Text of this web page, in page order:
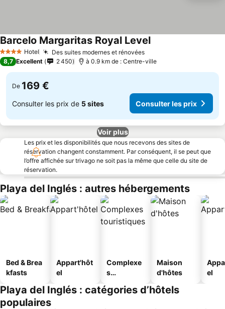
4 Étoiles Hotel Des suites modernes et rénovéesConsulter les prix
Barcelo Margaritas Royal LevelConsulter les prix
8,7 Excellent 2 450 à 0.9 km de : Centre-ville
De 169 €
Consulter les prix de 5 sites Consulter les prix
Voir plus
Les prix et les disponibilités que nous recevons des sites de
réservation changent constamment. Par conséquent, il se peut que
l’offre affichée sur trivago ne soit pas la même que celle du site de
réservation.
Playa del Inglés : autres hébergements
Bed & Brea
kfasts
Appart'hôt
el
Complexe
s
s
Maison
d'hôtes
el
Playa del Inglés : catégories d’hôtels
populaires